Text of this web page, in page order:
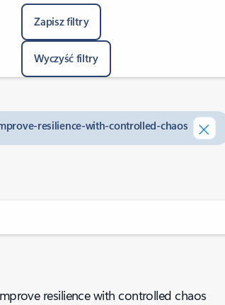
Zapisz filtry
Wyczyść filtry
resilience-with-controlled-chaos
resilience with controlled chaos